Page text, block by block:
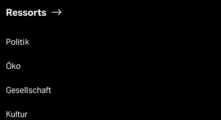
Ressorts
Politik
Öko
Gesellschaft
Kultur